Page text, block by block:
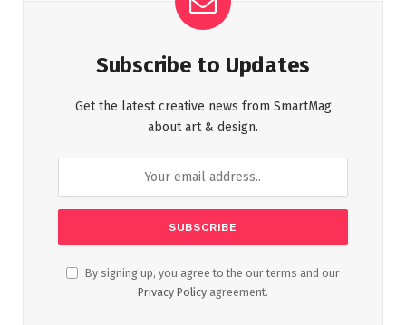
Subscribe to Updates
Get the latest creative news from SmartMag
about art & design.
By signing up, you agree to the our terms and our
Privacy Policy agreement.